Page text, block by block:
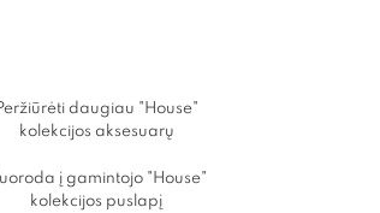
daugiau "House"
kolekcijos aksesuarų
į gamintojo "House"
kolekcijos puslapį